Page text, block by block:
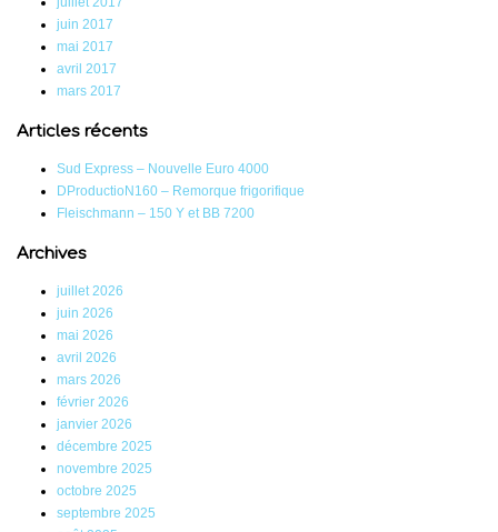
juin 2017
mai 2017
avril 2017
mars 2017
Articles récents
Sud Express – Nouvelle Euro 4000
DProductioN160 – Remorque frigorifique
Fleischmann – 150 Y et BB 7200
Archives
juillet 2026
juin 2026
mai 2026
avril 2026
mars 2026
février 2026
janvier 2026
décembre 2025
novembre 2025
octobre 2025
septembre 2025